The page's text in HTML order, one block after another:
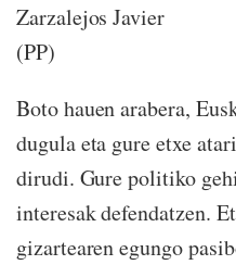
Zarzalejos Javier
Boto hauen arabera,
dugula eta gure etxe
dirudi. Gure politiko
interesak defendatzen.
gizartearen egungo